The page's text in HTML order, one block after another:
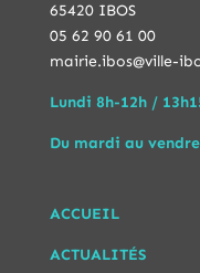
65420 IBOS
05 62 90 61 00
mairie.ibos@ville-
Lundi 8h-12h /
Du mardi au
ACCUEIL
ACTUALITÉS